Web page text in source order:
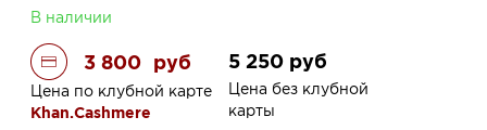
В наличии
3 800 руб
Цена по клубной карте
Khan.Cashmere
5 250 руб
Цена без клубной
карты